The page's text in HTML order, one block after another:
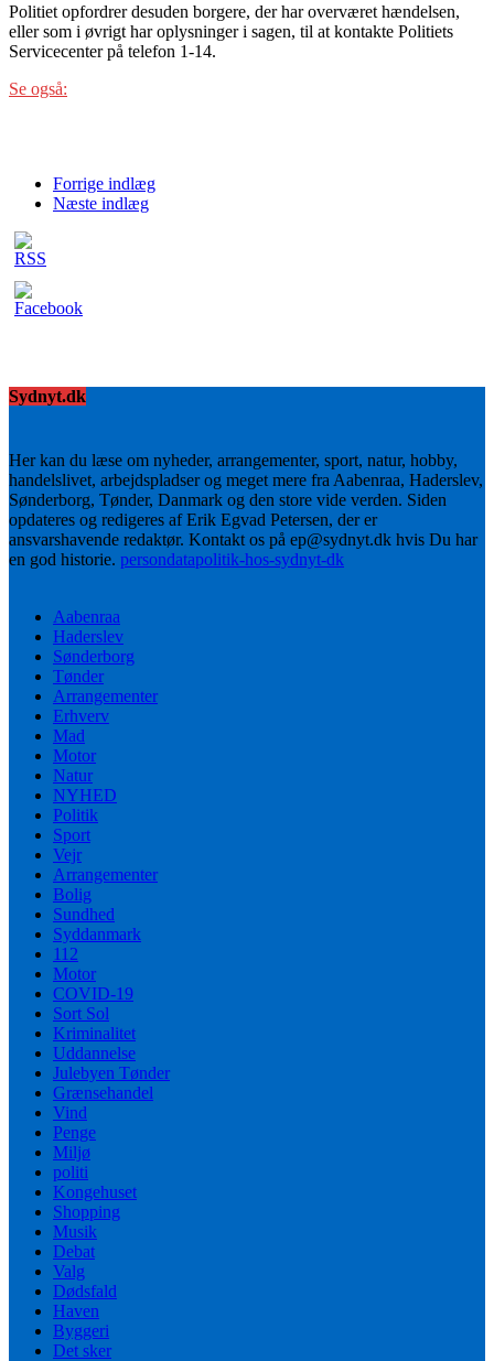
Politiet opfordrer desuden borgere, der har overværet hændelsen,
eller som i øvrigt har oplysninger i sagen, til at kontakte Politiets
Servicecenter på telefon 1-14.
Se også:
Forrige indlæg
Næste indlæg
Sydnyt.dk
Her kan du læse om nyheder, arrangementer, sport, natur, hobby,
handelslivet, arbejdspladser og meget mere fra Aabenraa, Haderslev,
Sønderborg, Tønder, Danmark og den store vide verden. Siden
opdateres og redigeres af Erik Egvad Petersen, der er
ansvarshavende redaktør. Kontakt os på ep@sydnyt.dk hvis Du har
en god historie. persondatapolitik-hos-sydnyt-dk
Aabenraa
Haderslev
Sønderborg
Tønder
Arrangementer
Erhverv
Mad
Motor
Natur
NYHED
Politik
Sport
Vejr
Arrangementer
Bolig
Sundhed
Syddanmark
112
Motor
COVID-19
Sort Sol
Kriminalitet
Uddannelse
Julebyen Tønder
Grænsehandel
Vind
Penge
Miljø
politi
Kongehuset
Shopping
Musik
Debat
Valg
Dødsfald
Haven
Byggeri
Det sker